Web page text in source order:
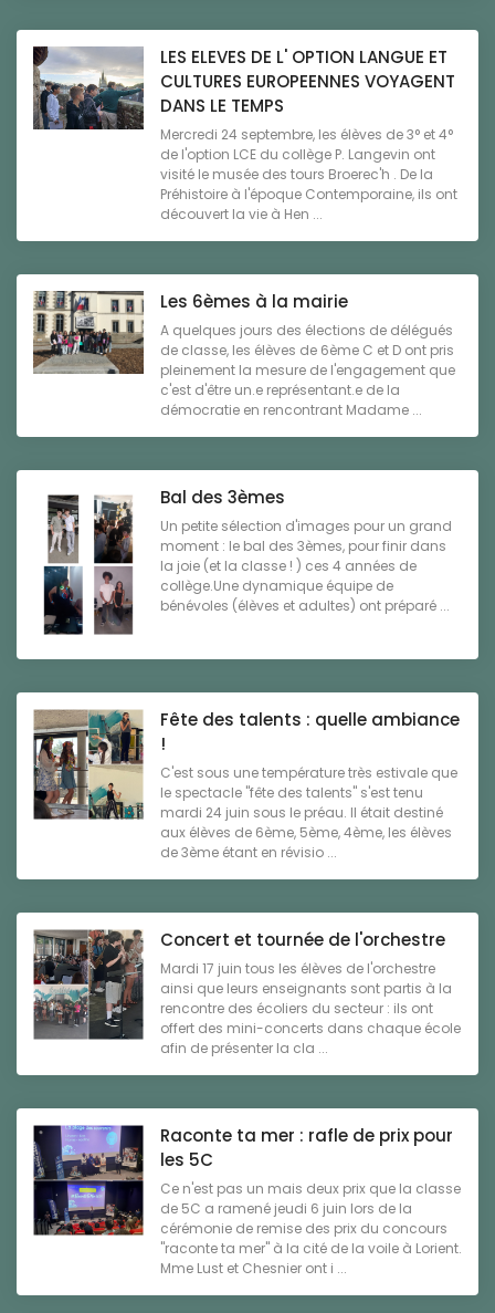
LES ELEVES DE L' OPTION LANGUE ET
CULTURES EUROPEENNES VOYAGENT
DANS LE TEMPS
Mercredi 24 septembre, les élèves de 3° et 4°
de l'option LCE du collège P. Langevin ont
visité le musée des tours Broerec'h . De la
Préhistoire à l'époque Contemporaine, ils ont
découvert la vie à Hen ...
Les 6èmes à la mairie
A quelques jours des élections de délégués
de classe, les élèves de 6ème C et D ont pris
pleinement la mesure de l'engagement que
c'est d'être un.e représentant.e de la
démocratie en rencontrant Madame ...
Bal des 3èmes
Un petite sélection d'images pour un grand
moment : le bal des 3èmes, pour finir dans
la joie (et la classe ! ) ces 4 années de
collège.Une dynamique équipe de
bénévoles (élèves et adultes) ont préparé ...
Fête des talents : quelle ambiance
!
C'est sous une température très estivale que
le spectacle "fête des talents" s'est tenu
mardi 24 juin sous le préau. Il était destiné
aux élèves de 6ème, 5ème, 4ème, les élèves
de 3ème étant en révisio ...
Concert et tournée de l'orchestre
Mardi 17 juin tous les élèves de l'orchestre
ainsi que leurs enseignants sont partis à la
rencontre des écoliers du secteur : ils ont
offert des mini-concerts dans chaque école
afin de présenter la cla ...
Raconte ta mer : rafle de prix pour
les 5C
Ce n'est pas un mais deux prix que la classe
de 5C a ramené jeudi 6 juin lors de la
cérémonie de remise des prix du concours
"raconte ta mer" à la cité de la voile à Lorient.
Mme Lust et Chesnier ont i ...